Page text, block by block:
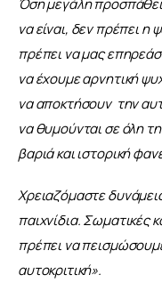
να είναι, δεν πρέπει η
πρέπει να μας
να έχουμε αρνητική
να αποκτήσουν  την
να θυμούνται σε όλη
βαριά και ιστορική
Χρειαζόμαστε
παιχνίδια. Σωματικές
πρέπει να
αυτοκριτική».